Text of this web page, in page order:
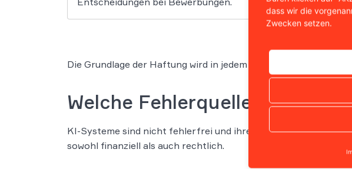
Die Grundlage der Haftung wird in jedem Fall individuell
Welche Fehlerquellen gibt es
KI-Systeme sind nicht fehlerfrei und ihre Nutzung birgt
sowohl finanziell als auch rechtlich.
dass wir die
Zwecken setzen.